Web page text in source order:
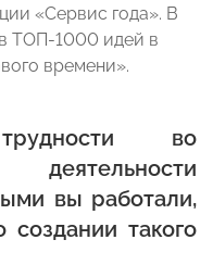
«Сервис года». В
ТОП-1000 идей в
времени».
во
деятельности
вы работали,
такого